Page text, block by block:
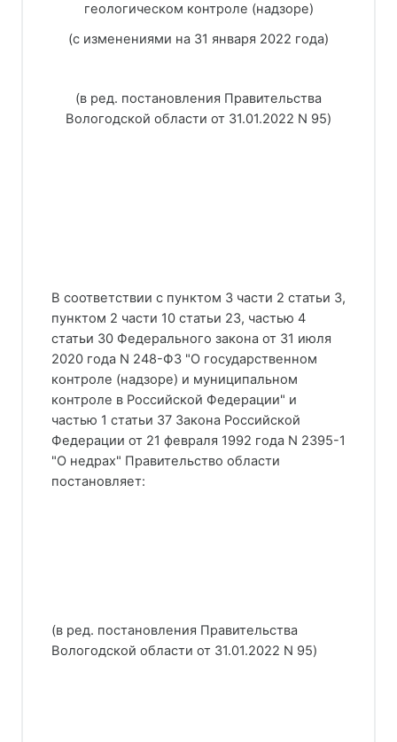
геологическом контроле (надзоре)
(с изменениями на 31 января 2022 года)
(в ред. постановления Правительства
Вологодской области от 31.01.2022 N 95)
В соответствии с пунктом 3 части 2 статьи 3,
пунктом 2 части 10 статьи 23, частью 4
статьи 30 Федерального закона от 31 июля
2020 года N 248-ФЗ "О государственном
контроле (надзоре) и муниципальном
контроле в Российской Федерации" и
частью 1 статьи 37 Закона Российской
Федерации от 21 февраля 1992 года N 2395-1
"О недрах" Правительство области
постановляет:
(в ред. постановления Правительства
Вологодской области от 31.01.2022 N 95)